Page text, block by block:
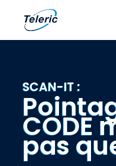
SCAN-IT :
CODE
pas